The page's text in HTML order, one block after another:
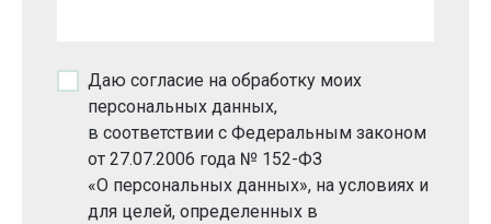
Даю согласие на обработку моих
персональных данных,
в соответствии с Федеральным законом
от 27.07.2006 года № 152-ФЗ
«О персональных данных», на условиях и
для целей, определенных в